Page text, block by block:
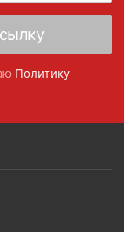
Политику